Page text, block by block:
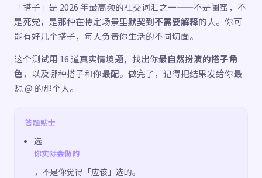
「搭子」是 2026 年最高频的社交词汇之一——不是闺蜜，不
是死党，是那种在特定场景里默契到不需要解释的人。你可
能有好几个搭子，每人负责你生活的不同切面。
这个测试用 16 道真实情境题，找出你最自然扮演的搭子角
色，以及哪种搭子和你最配。做完了，记得把结果发给你最
想 @ 的那个人。
答题贴士
选
你实际会做的
，不是你觉得「应该」选的。